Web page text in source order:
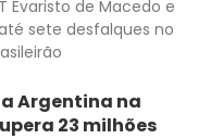
Evaristo de Macedo e
sete desfalques no
Argentina na
23 milhões